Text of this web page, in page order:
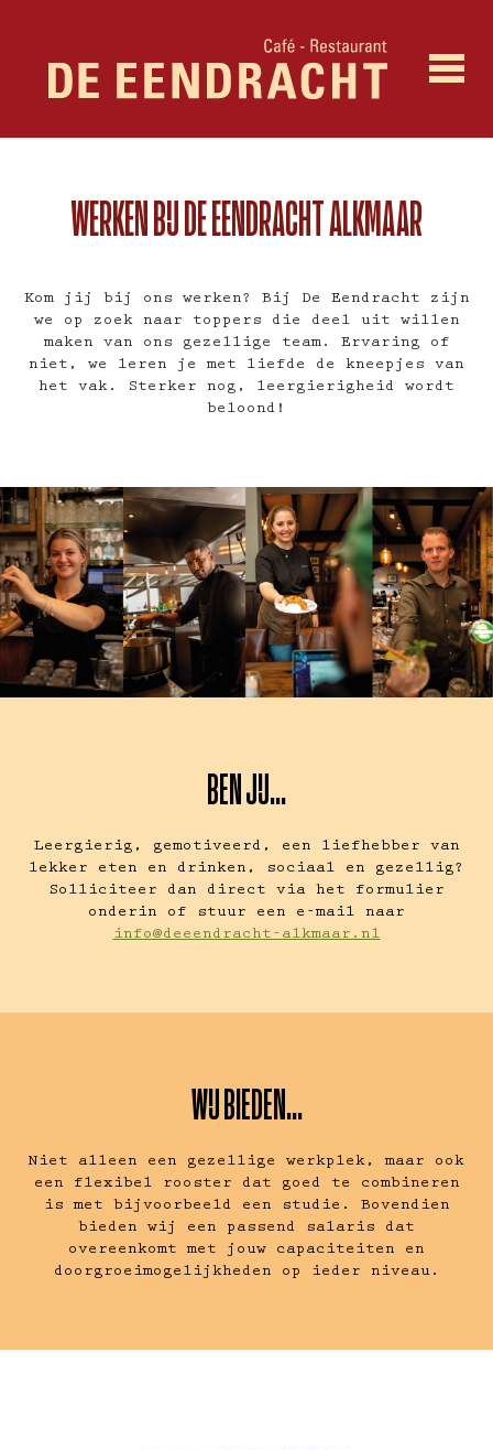
WERKEN BIJ DE EENDRACHT ALKMAAR
Kom jij bij ons werken? Bij De Eendracht zijn
we op zoek naar toppers die deel uit willen
maken van ons gezellige team. Ervaring of
niet, we leren je met liefde de kneepjes van
het vak. Sterker nog, leergierigheid wordt
beloond!
BEN JIJ...
Leergierig, gemotiveerd, een liefhebber van
lekker eten en drinken, sociaal en gezellig?
Solliciteer dan direct via het formulier
onderin of stuur een e-mail naar
info@deeendracht-alkmaar.nl
WIJ BIEDEN...
Niet alleen een gezellige werkplek, maar ook
een flexibel rooster dat goed te combineren
is met bijvoorbeeld een studie. Bovendien
bieden wij een passend salaris dat
overeenkomt met jouw capaciteiten en
doorgroeimogelijkheden op ieder niveau.